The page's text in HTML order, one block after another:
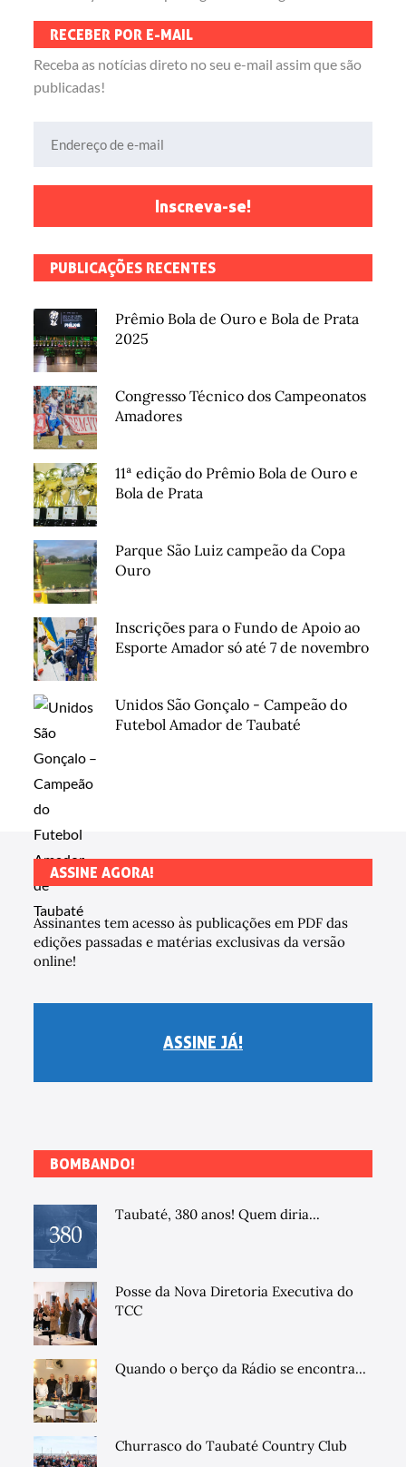
RECEBER POR E-MAIL
Receba as notícias direto no seu e-mail assim que são
publicadas!
Inscreva-se!
PUBLICAÇÕES RECENTES
Prêmio Bola de Ouro e Bola de Prata
2025
Congresso Técnico dos Campeonatos
Amadores
11ª edição do Prêmio Bola de Ouro e
Bola de Prata
Parque São Luiz campeão da Copa
Ouro
Inscrições para o Fundo de Apoio ao
Esporte Amador só até 7 de novembro
Unidos São Gonçalo - Campeão do
Futebol Amador de Taubaté
ASSINE AGORA!
Assinantes tem acesso às publicações em PDF das
edições passadas e matérias exclusivas da versão
online!
ASSINE JÁ!
BOMBANDO!
Taubaté, 380 anos! Quem diria...
Posse da Nova Diretoria Executiva do
TCC
Quando o berço da Rádio se encontra...
Churrasco do Taubaté Country Club